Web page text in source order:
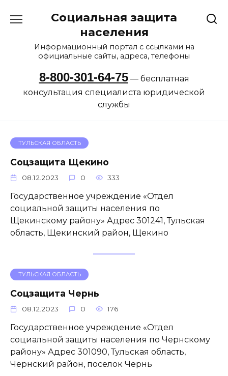
Социальная защита
населения
Информационный портал с ссылками на
официальные сайты, адреса, телефоны
8-800-301-64-75— бесплатная
консультация специалиста юридической
службы
ТУЛЬСКАЯ ОБЛАСТЬ
Соцзащита Щекино
08.12.2023 0 333
Государственное учреждение «Отдел
социальной защиты населения по
Щекинскому району» Адрес 301241, Тульская
область, Щекинский район, Щекино
ТУЛЬСКАЯ ОБЛАСТЬ
Соцзащита Чернь
08.12.2023 0 176
Государственное учреждение «Отдел
социальной защиты населения по Чернскому
району» Адрес 301090, Тульская область,
Чернский район, поселок Чернь